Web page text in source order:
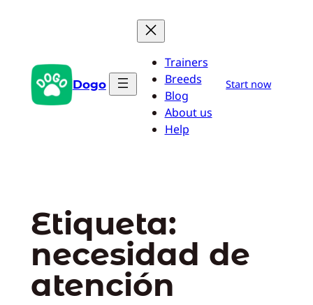
Dogo
Trainers
Breeds
Blog
About us
Help
Start now
Etiqueta:
necesidad de
atención